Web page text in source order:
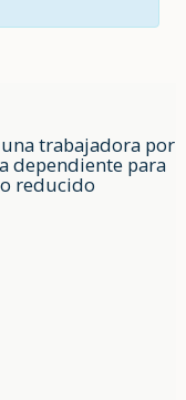
trabajadora por
dependiente para
reducido